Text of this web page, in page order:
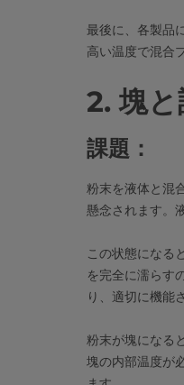
最後に、各製品
高い温度で混合
2. 塊と
課題：
粉末を液体と混
懸念されます。
この状態になる
を完全に濡らす
り、適切に機能
粉末が塊になる
塊の内部温度が